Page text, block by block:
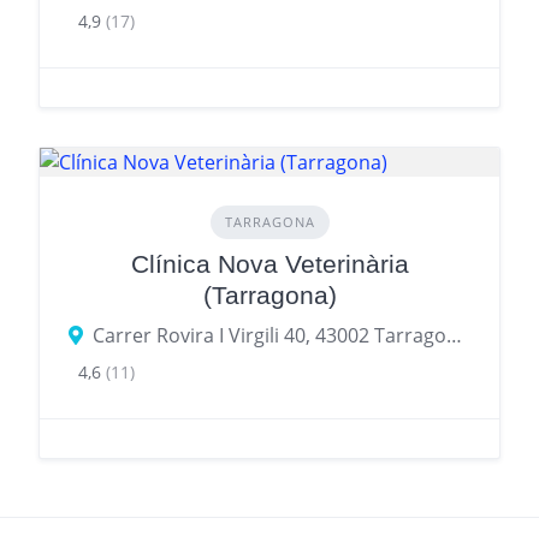
4,9 (17)
TARRAGONA
Clínica Nova Veterinària
(Tarragona)
Carrer Rovira I Virgili 40, 43002 Tarragona, provincia de Tarragona, España
4,6 (11)